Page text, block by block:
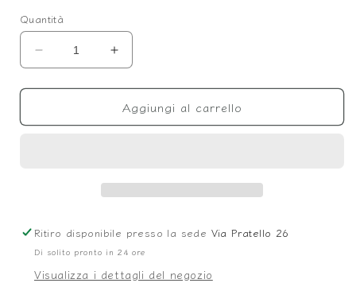
Quantità
Diminuisci
quantità
per
Young
Aumenta
quantità
per
Forever
Young
Aggiungi al carrello
Ritiro disponibile presso la sede Via Pratello 26
Di solito pronto in 24 ore
Visualizza i dettagli del negozio